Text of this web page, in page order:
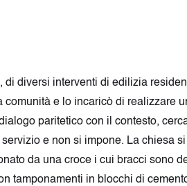
di diversi interventi di edilizia
e lo incaricò di realizzare
paritetico con il contesto,
e non si impone. La chiesa
da una croce i cui bracci sono
tamponamenti in blocchi di